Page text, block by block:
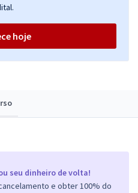
seu dinheiro de volta!
e obter 100% do
hoje